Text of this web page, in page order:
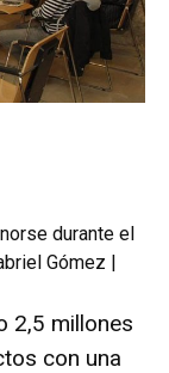
durante el
Gómez |
2,5 millones
con una